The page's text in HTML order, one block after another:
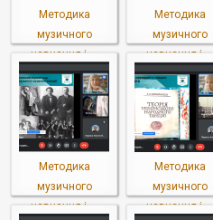
Методика
музичного
навчання і ...
Методика
музичного
навчання і ...
Методика
музичного
навчання і ...
Методика
музичного
навчання і ...